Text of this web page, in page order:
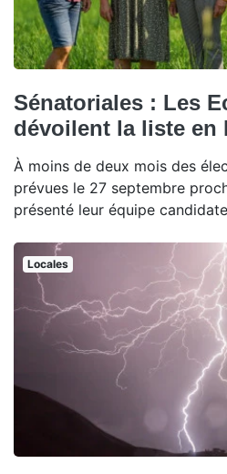
Sénatoriales : Les
dévoilent la liste en
À moins de deux mois des
prévues le 27 septembre
présenté leur équipe
Locales